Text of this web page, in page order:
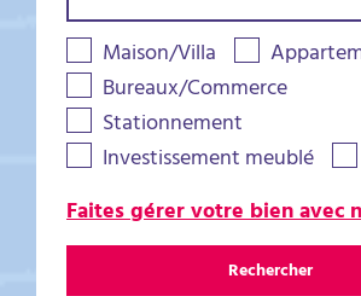
Maison/Villa
Bureaux/Commerce
Stationnement
Investissement meublé
Faites gérer votre bien avec
Rechercher